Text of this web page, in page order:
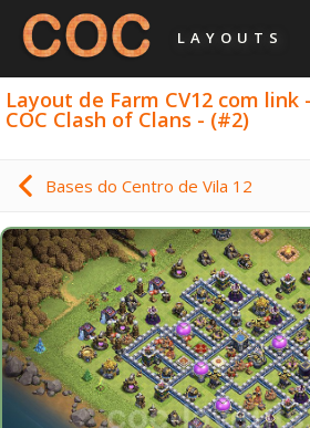
LAYOUTS
Layout de Farm CV12 com link
COC Clash of Clans - (#2)
Bases do Centro de Vila 12